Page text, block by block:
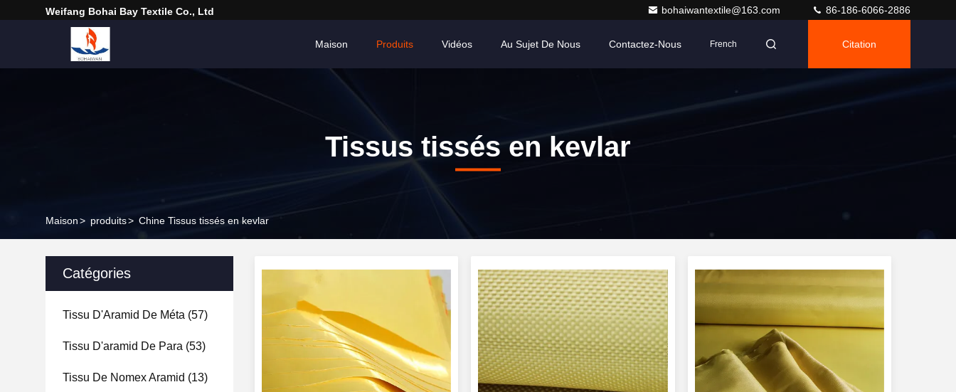
Weifang Bohai Bay Textile Co., Ltd bohaiwantextile@163.com 86-186-6066-2886
Maison Produits Vidéos Au Sujet De Nous Contactez-Nous French Citation
Tissus tissés en kevlar
Maison> produits> Chine Tissus tissés en kevlar
Catégories
Tissu D'Aramid De Méta (57)
Tissu D'aramid De Para (53)
Tissu De Nomex Aramid (13)